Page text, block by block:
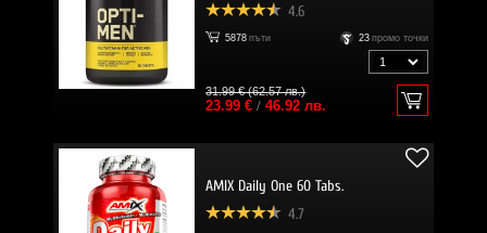
4.6
5878 пъти 23 промо точки
31.99 € (62.57 лв.)
23.99 €/ 46.92 лв.
AMIX Daily One 60 Tabs.
4.7